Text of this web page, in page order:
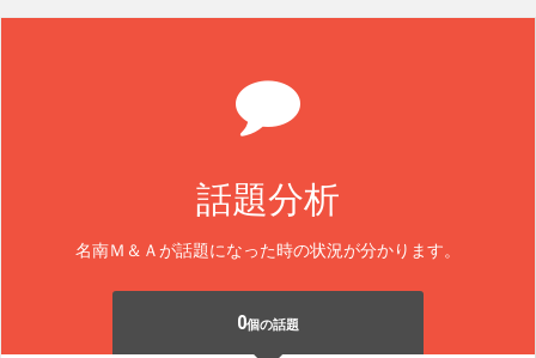
話題分析
名南Ｍ＆Ａが話題になった時の状況が分かります。
0個の話題